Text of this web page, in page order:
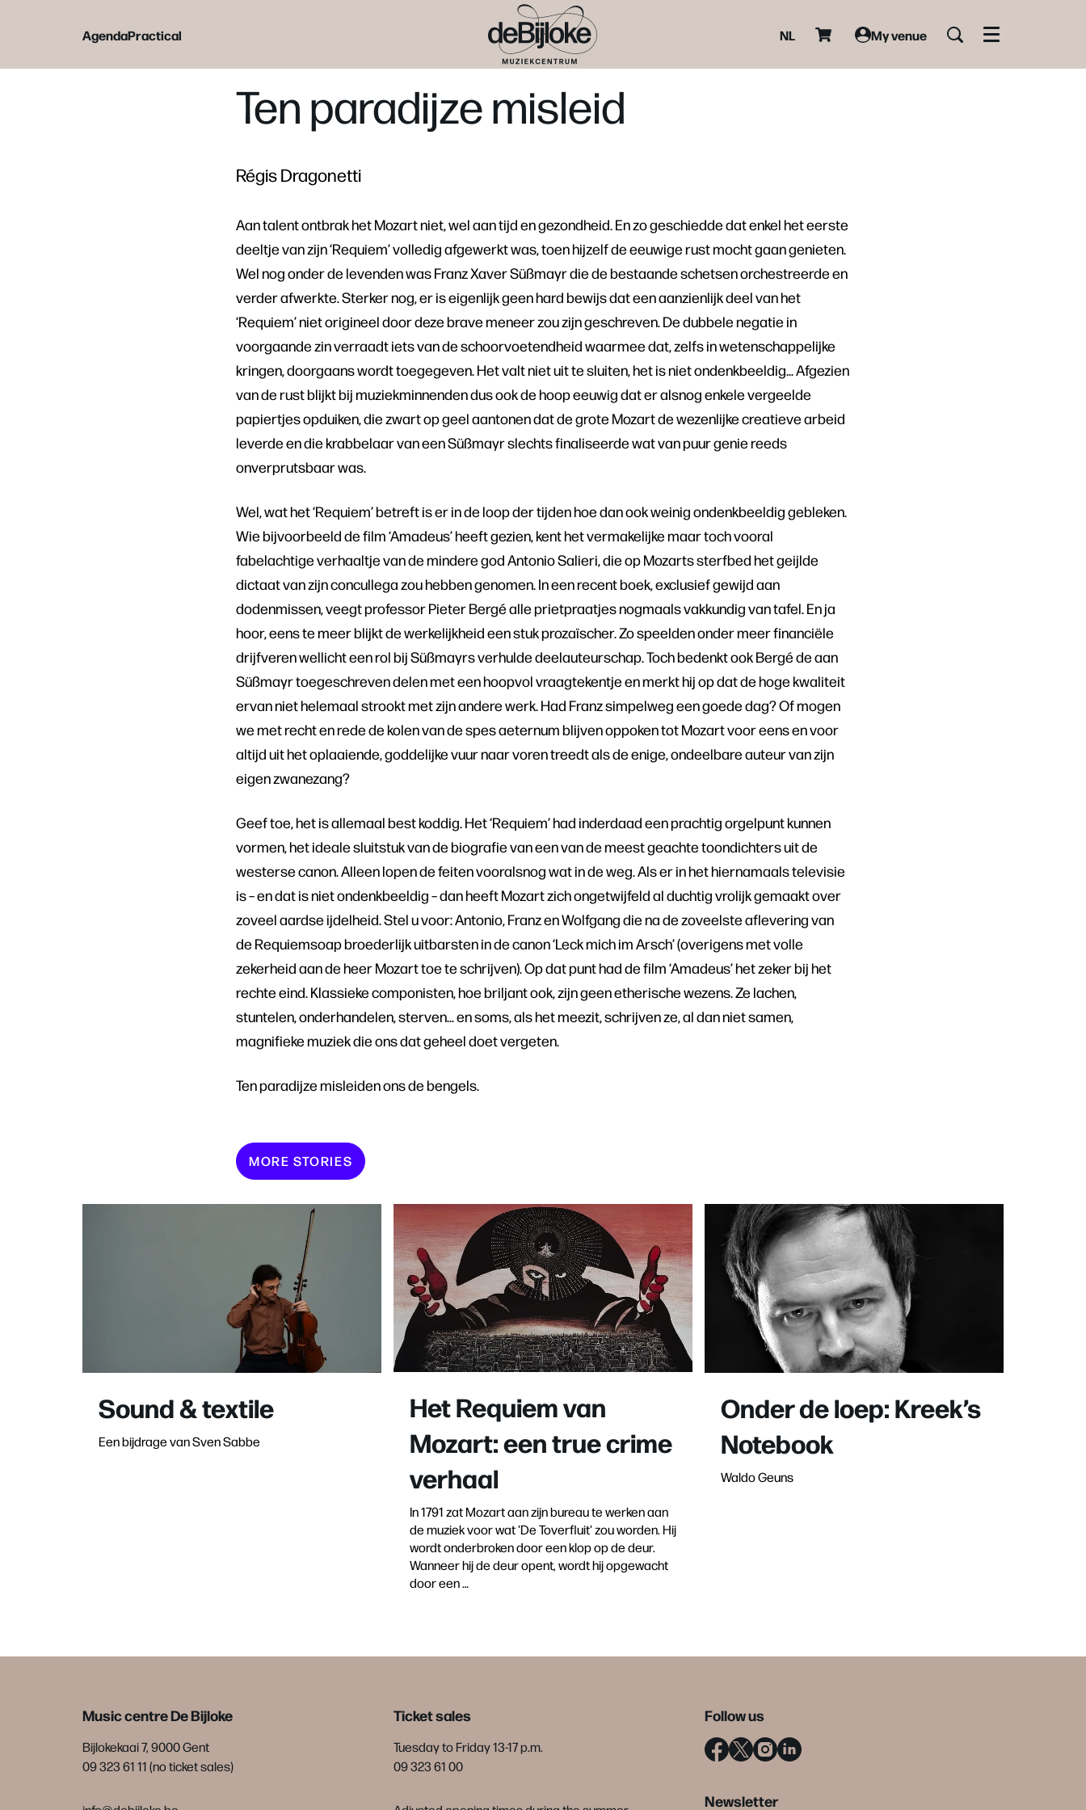
AgendaPractical NL My venue Menu
Ten paradijze misleid
Régis Dragonetti
Aan talent ontbrak het Mozart niet, wel aan tijd en gezondheid. En zo geschiedde dat enkel het eerste
deeltje van zijn ‘Requiem’ volledig afgewerkt was, toen hijzelf de eeuwige rust mocht gaan genieten.
Wel nog onder de levenden was Franz Xaver Süßmayr die de bestaande schetsen orchestreerde en
verder afwerkte. Sterker nog, er is eigenlijk geen hard bewijs dat een aanzienlijk deel van het
‘Requiem’ niet origineel door deze brave meneer zou zijn geschreven. De dubbele negatie in
voorgaande zin verraadt iets van de schoorvoetendheid waarmee dat, zelfs in wetenschappelijke
kringen, doorgaans wordt toegegeven. Het valt niet uit te sluiten, het is niet ondenkbeeldig… Afgezien
van de rust blijkt bij muziekminnenden dus ook de hoop eeuwig dat er alsnog enkele vergeelde
papiertjes opduiken, die zwart op geel aantonen dat de grote Mozart de wezenlijke creatieve arbeid
leverde en die krabbelaar van een Süßmayr slechts finaliseerde wat van puur genie reeds
onverprutsbaar was.
Wel, wat het ‘Requiem’ betreft is er in de loop der tijden hoe dan ook weinig ondenkbeeldig gebleken.
Wie bijvoorbeeld de film ‘Amadeus’ heeft gezien, kent het vermakelijke maar toch vooral
fabelachtige verhaaltje van de mindere god Antonio Salieri, die op Mozarts sterfbed het geijlde
dictaat van zijn concullega zou hebben genomen. In een recent boek, exclusief gewijd aan
dodenmissen, veegt professor Pieter Bergé alle prietpraatjes nogmaals vakkundig van tafel. En ja
hoor, eens te meer blijkt de werkelijkheid een stuk prozaïscher. Zo speelden onder meer financiële
drijfveren wellicht een rol bij Süßmayrs verhulde deelauteurschap. Toch bedenkt ook Bergé de aan
Süßmayr toegeschreven delen met een hoopvol vraagtekentje en merkt hij op dat de hoge kwaliteit
ervan niet helemaal strookt met zijn andere werk. Had Franz simpelweg een goede dag? Of mogen
we met recht en rede de kolen van de spes aeternum blijven oppoken tot Mozart voor eens en voor
altijd uit het oplaaiende, goddelijke vuur naar voren treedt als de enige, ondeelbare auteur van zijn
eigen zwanezang?
Geef toe, het is allemaal best koddig. Het ‘Requiem’ had inderdaad een prachtig orgelpunt kunnen
vormen, het ideale sluitstuk van de biografie van een van de meest geachte toondichters uit de
westerse canon. Alleen lopen de feiten vooralsnog wat in de weg. Als er in het hiernamaals televisie
is – en dat is niet ondenkbeeldig – dan heeft Mozart zich ongetwijfeld al duchtig vrolijk gemaakt over
zoveel aardse ijdelheid. Stel u voor: Antonio, Franz en Wolfgang die na de zoveelste aflevering van
de Requiemsoap broederlijk uitbarsten in de canon ‘Leck mich im Arsch’ (overigens met volle
zekerheid aan de heer Mozart toe te schrijven). Op dat punt had de film ‘Amadeus’ het zeker bij het
rechte eind. Klassieke componisten, hoe briljant ook, zijn geen etherische wezens. Ze lachen,
stuntelen, onderhandelen, sterven… en soms, als het meezit, schrijven ze, al dan niet samen,
magnifieke muziek die ons dat geheel doet vergeten.
Ten paradijze misleiden ons de bengels.
MORE STORIES
Sound & textile
Een bijdrage van Sven Sabbe
Het Requiem van
Mozart: een true crime
verhaal
In 1791 zat Mozart aan zijn bureau te werken aan
de muziek voor wat 'De Toverfluit' zou worden. Hij
wordt onderbroken door een klop op de deur.
Wanneer hij de deur opent, wordt hij opgewacht
door een …
Onder de loep: Kreek’s
Notebook
Waldo Geuns
Music centre De Bijloke
Bijlokekaai 7, 9000 Gent
09 323 61 11 (no ticket sales)
Ticket sales
Tuesday to Friday 13-17 p.m.
09 323 61 00
Follow us
Newsletter